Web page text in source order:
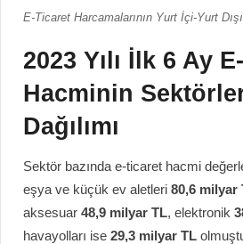
E-Ticaret Harcamalarının Yurt İçi-Yurt Dışı
2023 Yılı İlk 6 Ay
Hacminin
Dağılımı
Sektör bazında e-ticaret hacmi
eşya ve küçük ev aletleri 80,6 milyar
aksesuar 48,9 milyar TL, elektronik
havayolları ise 29,3 milyar TL